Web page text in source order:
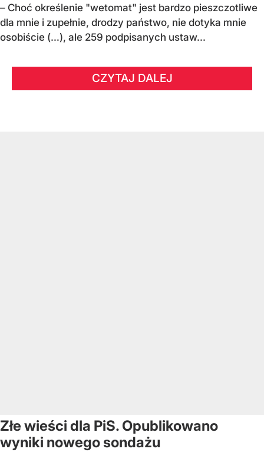
– Choć określenie "wetomat" jest bardzo pieszczotliwe
dla mnie i zupełnie, drodzy państwo, nie dotyka mnie
osobiście (…), ale 259 podpisanych ustaw...
CZYTAJ DALEJ
Złe wieści dla PiS. Opublikowano
wyniki nowego sondażu